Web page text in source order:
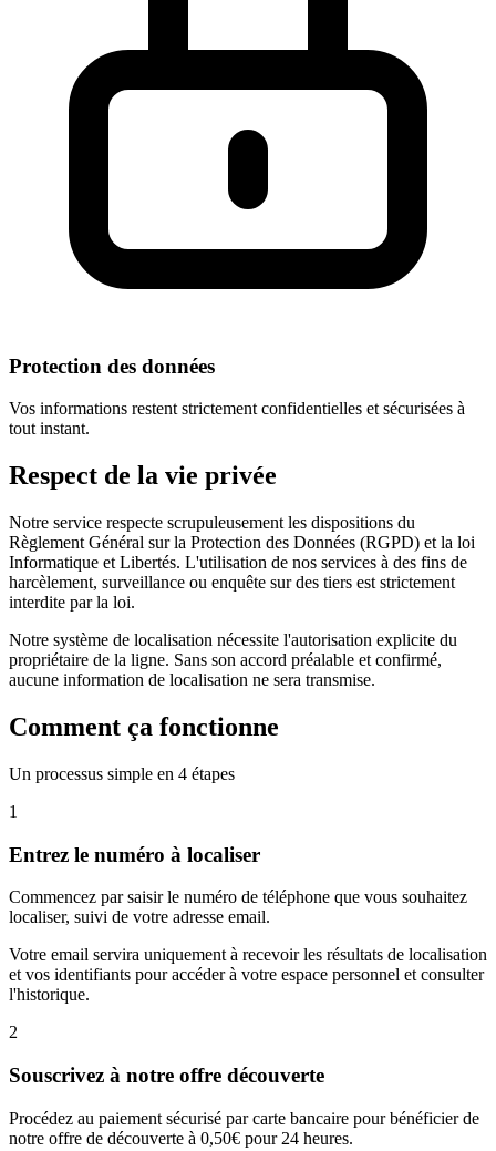
Protection des données
Vos informations restent strictement confidentielles et sécurisées à
tout instant.
Respect de la vie privée
Notre service respecte scrupuleusement les dispositions du
Règlement Général sur la Protection des Données (RGPD) et la loi
Informatique et Libertés. L'utilisation de nos services à des fins de
harcèlement, surveillance ou enquête sur des tiers est strictement
interdite par la loi.
Notre système de localisation nécessite l'autorisation explicite du
propriétaire de la ligne. Sans son accord préalable et confirmé,
aucune information de localisation ne sera transmise.
Comment ça fonctionne
Un processus simple en 4 étapes
1
Entrez le numéro à localiser
Commencez par saisir le numéro de téléphone que vous souhaitez
localiser, suivi de votre adresse email.
Votre email servira uniquement à recevoir les résultats de localisation
et vos identifiants pour accéder à votre espace personnel et consulter
l'historique.
2
Souscrivez à notre offre découverte
Procédez au paiement sécurisé par carte bancaire pour bénéficier de
notre offre de découverte à 0,50€ pour 24 heures.